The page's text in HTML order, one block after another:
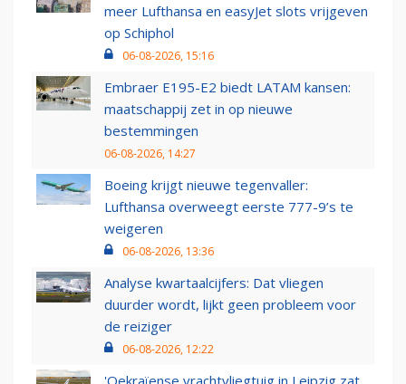
meer Lufthansa en easyJet slots vrijgeven
op Schiphol
06-08-2026, 15:16
Embraer E195-E2 biedt LATAM kansen:
maatschappij zet in op nieuwe
bestemmingen
06-08-2026, 14:27
Boeing krijgt nieuwe tegenvaller:
Lufthansa overweegt eerste 777-9’s te
weigeren
06-08-2026, 13:36
Analyse kwartaalcijfers: Dat vliegen
duurder wordt, lijkt geen probleem voor
de reiziger
06-08-2026, 12:22